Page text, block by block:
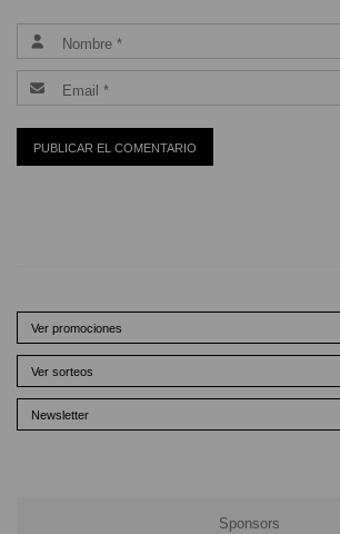
Ver promociones
Ver sorteos
Newsletter